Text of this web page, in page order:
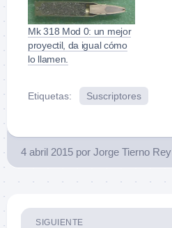
Mk 318 Mod 0: un mejor
proyectil, da igual cómo
lo llamen.
Etiquetas: Suscriptores
4 abril 2015 por Jorge Tierno Rey
SIGUIENTE